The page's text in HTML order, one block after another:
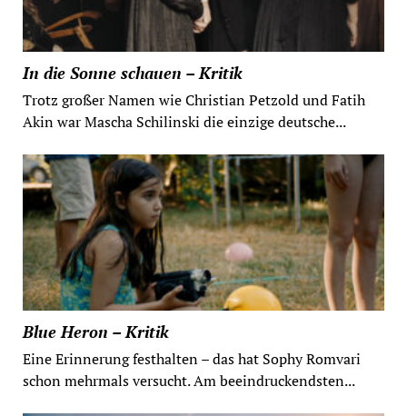
In die Sonne schauen – Kritik
Trotz großer Namen wie Christian Petzold und Fatih
Akin war Mascha Schilinski die einzige deutsche...
Blue Heron – Kritik
Eine Erinnerung festhalten – das hat Sophy Romvari
schon mehrmals versucht. Am beeindruckendsten...